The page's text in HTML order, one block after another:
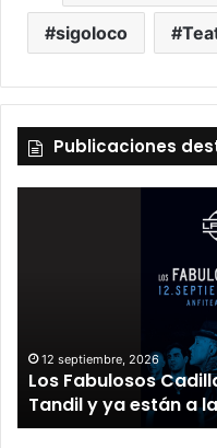
sigoloco
Publicaciones
12 septiembre, 2026
Los Fabulosos
Tandil y ya están a